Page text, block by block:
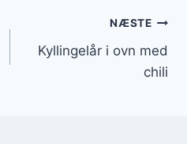
NÆSTE
Kyllingelår i ovn med
chili